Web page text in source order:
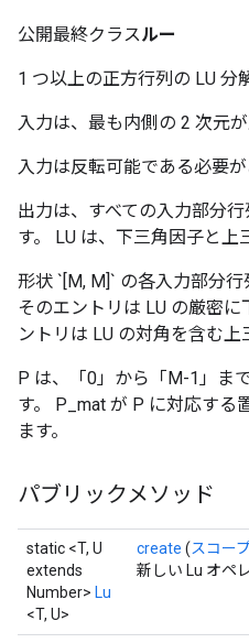
公開最終クラスルー
1 つ以上の正方行列の LU 分
入力は、最も内側の 2 次元
入力は反転可能である必要が
出力は、すべての入力部分
す。 LU は、下三角因子と上
形状 `[M, M]` の各入力部分
そのエントリは LU の厳密
ントリは LU の対角を含む上
P は、「0」から「M-1」ま
す。 P_mat が P に対応する
ます。
パブリックメソッド
static <T, U
extends
Number> Lu
<T, U>
create (スコー
新しい Lu オペ